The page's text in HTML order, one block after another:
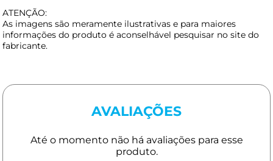
ATENÇÃO:
As imagens são meramente ilustrativas e para maiores
informações do produto é aconselhável pesquisar no site do
fabricante.
AVALIAÇÕES